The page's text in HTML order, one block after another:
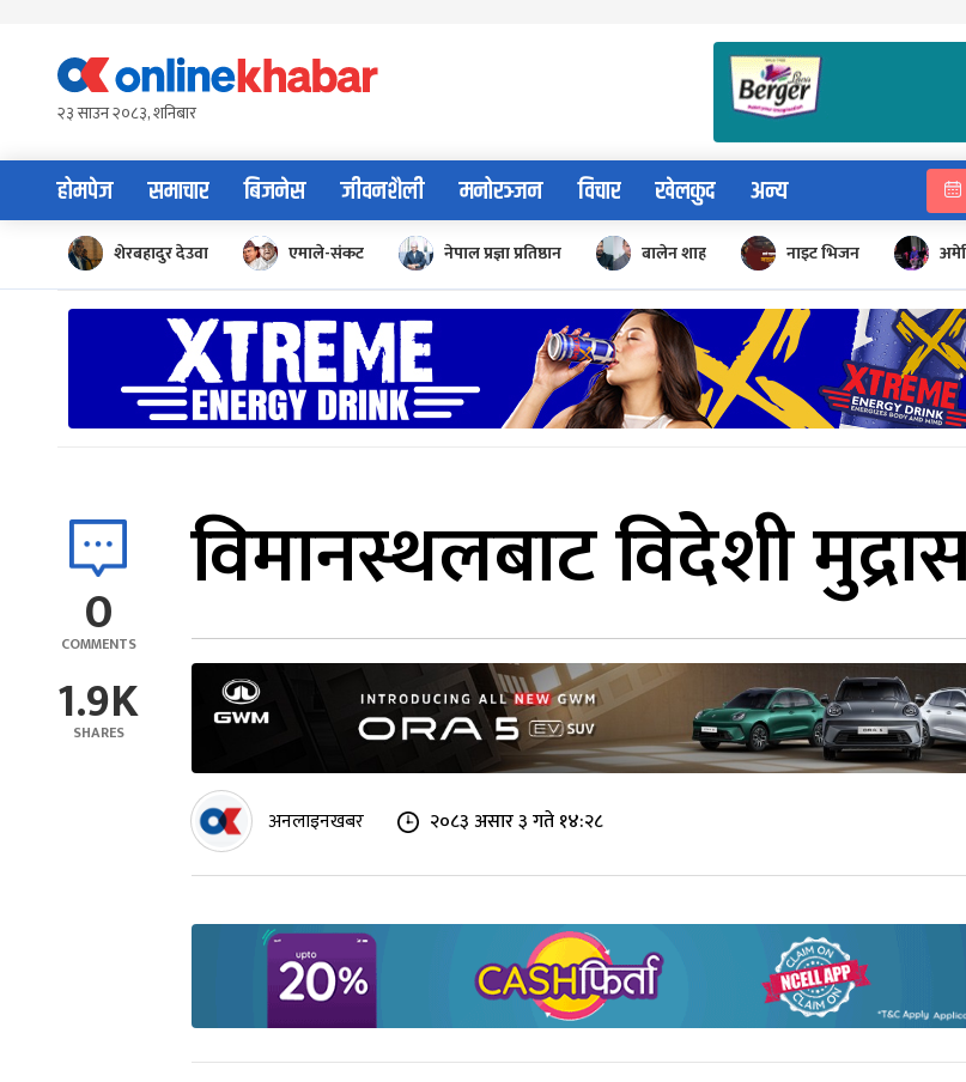
content२३ साउन २०८३, शनिबार
होमपेज समाचार बिजनेस जीवनशैली मनोरञ्जन विचार खेलकुद अन्य
शेरबहादुर देउवा एमाले-संकट नेपाल प्रज्ञा प्रतिष्ठान बालेन शाह नाइट भिजन
0
COMMENTS
1.9K
SHARES
विमानस्थलबाट विदेशी
अनलाइनखबर २०८३ असार ३ गते १४:२८